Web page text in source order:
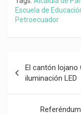
Escuela de
Petroecuador
de
entradas
El cantón lojano
iluminación LED